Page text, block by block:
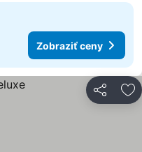
Zobraziť ceny
Zdieľať